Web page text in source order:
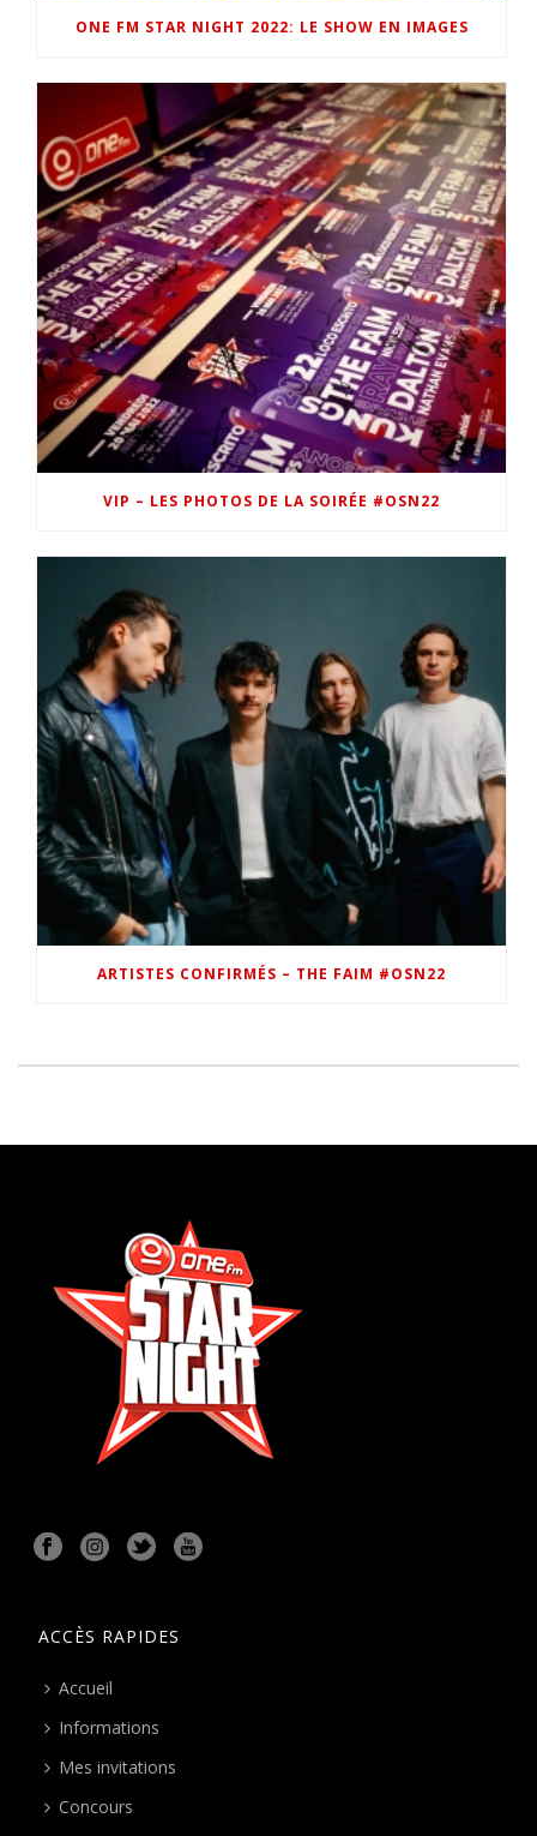
ONE FM STAR NIGHT 2022: LE SHOW EN IMAGES
VIP – LES PHOTOS DE LA SOIRÉE #OSN22
ARTISTES CONFIRMÉS – THE FAIM #OSN22
ACCÈS RAPIDES
Accueil
Informations
Mes invitations
Concours